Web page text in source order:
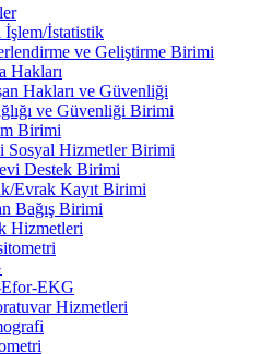
İstatistik
ve Geliştirme Birimi
Hakları
Hakları ve Güvenliği
ve Güvenliği Birimi
Birimi
Sosyal Hizmetler Birimi
Destek Birimi
Evrak Kayıt Birimi
Bağış Birimi
Hizmetleri
EKG
Hizmetleri